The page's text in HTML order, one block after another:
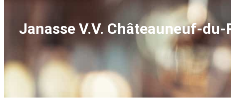
Janasse V.V. Châteauneuf-